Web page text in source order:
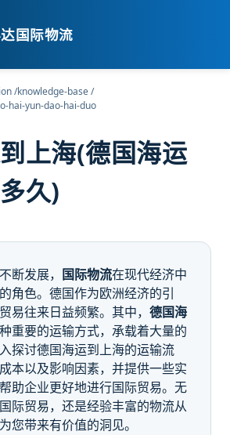
国际物流
/knowledge-base/
hai-yun-dao-hai-duo
上海(德国海运
久)
断发展， 国际物流在现代经济中
角色。德国作为欧洲经济的引
易往来日益频繁。其中， 德国海
重要的运输方式，承载着大量的
探讨德国海运到上海的运输流
本以及影响因素，并提供一些实
助企业更好地进行国际贸易。无
际贸易，还是经验丰富的物流从
您带来有价值的洞见。